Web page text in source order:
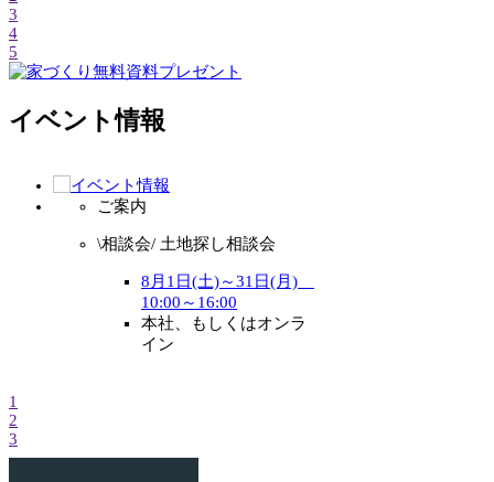
3
4
5
イベント情報
ご案内
\相談会/ 土地探し相談会
8月1日(土)～31日(月)
10:00～16:00
本社、もしくはオンラ
イン
1
2
3